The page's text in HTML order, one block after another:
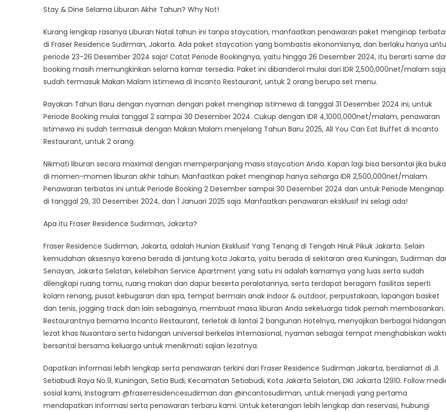
Stay & Dine Selama Liburan Akhir Tahun? Why Not!
Kurang lengkap rasanya Liburan Natal tahun ini tanpa staycation, manfaatkan penawaran paket menginap
di Fraser Residence Sudirman, Jakarta. Ada paket staycation yang bombastis ekonomisnya, dan berlaku hanya
periode 23-26 Desember 2024 saja! Catat Periode Bookingnya, yaitu hingga 26 Desember 2024, itu berarti same
booking masih memungkinkan selama kamar tersedia. Paket ini dibanderol mulai dari IDR 2,500,000net/malam
sudah termasuk Makan Malam Istimewa di Incanto Restaurant, untuk 2 orang berupa set menu.
Rayakan Tahun Baru dengan nyaman dengan paket menginap Istimewa di tanggal 31 Desember 2024 ini, untuk
Periode Booking mulai tanggal 2 sampai 30 Desember 2024. Cukup dengan IDR 4,1000,000net/malam, penawaran
Istimewa ini sudah termasuk dengan Makan Malam menjelang Tahun Baru 2025, All You Can Eat Buffet di Incanto
Restaurant, untuk 2 orang.
Nikmati liburan secara maximal dengan memperpanjang masa staycation Anda. Kapan lagi bisa bersantai jika
di momen-momen liburan akhir tahun. Manfaatkan paket menginap hanya seharga IDR 2,500,000net/malam.
Penawaran terbatas ini untuk Periode Booking 2 Desember sampai 30 Desember 2024 dan untuk Periode Menginap
di tanggal 29, 30 Desember 2024, dan 1 Januari 2025 saja. Manfaatkan penawaran eksklusif ini selagi ada!
Apa itu Fraser Residence Sudirman, Jakarta?
Fraser Residence Sudirman, Jakarta, adalah Hunian Eksklusif Yang Tenang di Tengah Hiruk Pikuk Jakarta. Selain
kemudahan aksesnya karena berada di jantung kota Jakarta, yaitu berada di sekitaran area Kuningan, Sudirman
Senayan, Jakarta Selatan, kelebihan Service Apartment yang satu ini adalah kamarnya yang luas serta sudah
dilengkapi ruang tamu, ruang makan dan dapur beserta peralatannya, serta terdapat beragam fasilitas seperti
kolam renang, pusat kebugaran dan spa, tempat bermain anak indoor & outdoor, perpustakaan, lapangan basket
dan tenis, jogging track dan lain sebagainya, membuat masa liburan Anda sekeluarga tidak pernah membosankan.
Restaurantnya bernama Incanto Restaurant, terletak di lantai 2 bangunan Hotelnya, menyajikan berbagai hidangan
lezat khas Nusantara serta hidangan universal berkelas Internasional, nyaman sebagai tempat menghabiskan
bersantai bersama keluarga untuk menikmati sajian lezatnya.
Dapatkan informasi lebih lengkap serta penawaran terkini dari Fraser Residence Sudirman Jakarta, beralamat di Jl.
Setiabudi Raya No.9, Kuningan, Setia Budi, Kecamatan Setiabudi, Kota Jakarta Selatan, DKI Jakarta 12910. Follow
sosial kami, Instagram @fraserresidencesudirman dan @incantosudirman, untuk menjadi yang pertama
mendapatkan informasi serta penawaran terbaru kami. Untuk keterangan lebih lengkap dan reservasi, hubungi